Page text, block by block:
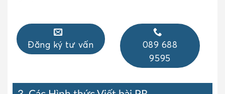
Đăng ký tư vấn
089 688
9595